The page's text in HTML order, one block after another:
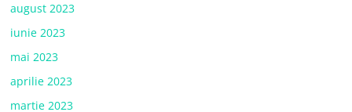
august 2023
iunie 2023
mai 2023
aprilie 2023
martie 2023